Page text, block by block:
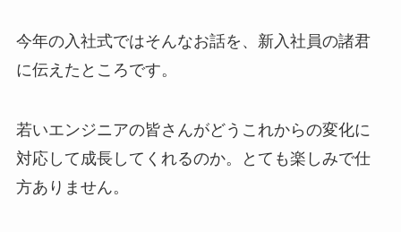
今年の入社式ではそんなお話を、新入社員の諸君
に伝えたところです。
若いエンジニアの皆さんがどうこれからの変化に
対応して成長してくれるのか。とても楽しみで仕
方ありません。